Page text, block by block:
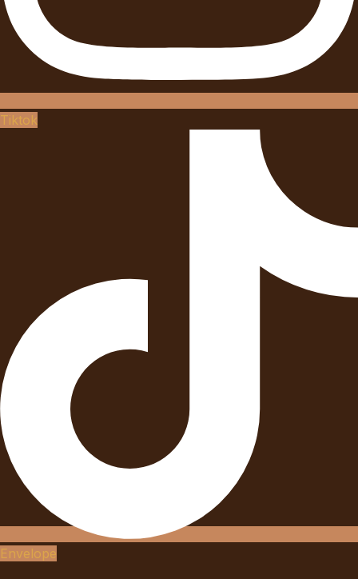
Tiktok
Envelope